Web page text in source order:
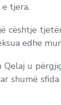
tjera.
cështje
edhe
u
shumë